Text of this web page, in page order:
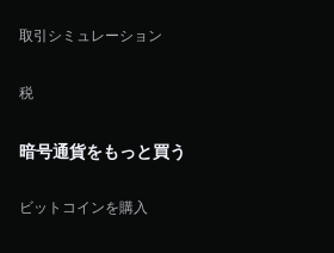
取引シミュレーション
税
暗号通貨をもっと買う
ビットコインを購入